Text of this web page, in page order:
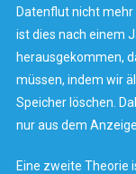
Datenflut nicht
ist dies nach einem
herausgekommen,
müssen, indem wir
Speicher löschen.
nur aus dem
Eine zweite Theorie